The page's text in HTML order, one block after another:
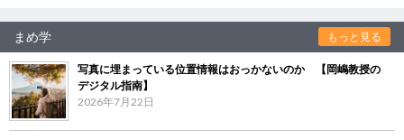
まめ学 もっと見る
写真に埋まっている位置情報はおっかないのか 【岡嶋教授の
デジタル指南】
2026年7月22日